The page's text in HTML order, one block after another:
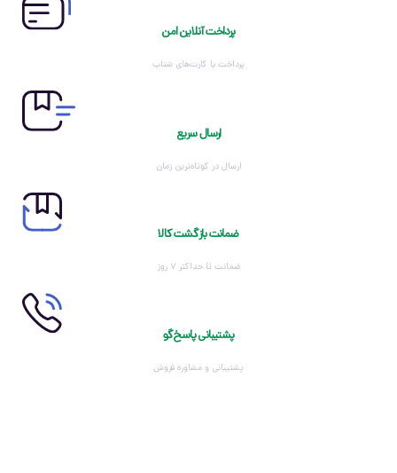
پرداخت آنلاین امن
پرداخت با کارت‌های شتاب
ارسال سریع
ارسال در کوتاه‌ترین زمان
ضمانت بازگشت کالا
ضمانت تا حداکثر ۷ روز
پشتیبانی پاسخ‌گو
پشتیبانی و مشاوره فروش